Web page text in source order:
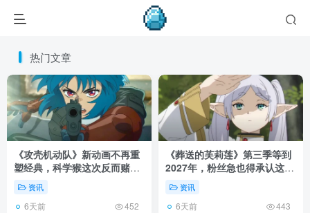
热门文章
《攻壳机动队》新动画不再重
塑经典，科学猴这次反而赌对
了！资讯
6天前 452
《葬送的芙莉莲》第三季等到
2027年，粉丝急也得承认这次
慢得有道理！
资讯
6天前 443